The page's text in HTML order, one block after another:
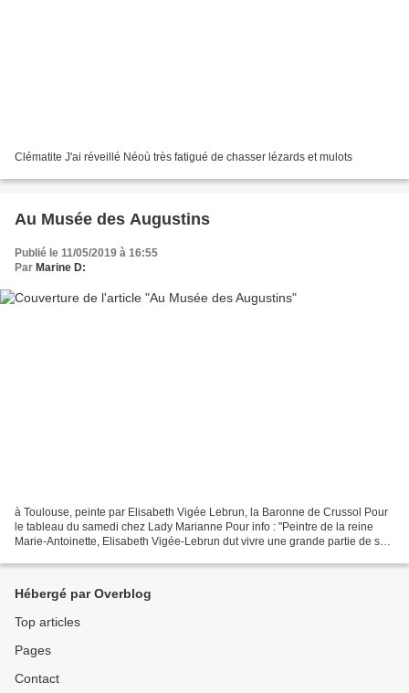
Clématite J'ai réveillé Néoù très fatigué de chasser lézards et mulots
Au Musée des Augustins
Publié le 11/05/2019 à 16:55
Par Marine D:
à Toulouse, peinte par Elisabeth Vigée Lebrun, la Baronne de Crussol Pour
le tableau du samedi chez Lady Marianne Pour info : "Peintre de la reine
Marie-Antoinette, Elisabeth Vigée-Lebrun dut vivre une grande partie de sa
Hébergé par Overblog
Top articles
Pages
Contact